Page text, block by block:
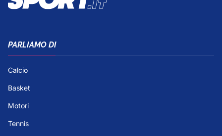
PARLIAMO DI
Calcio
Basket
Motori
Tennis